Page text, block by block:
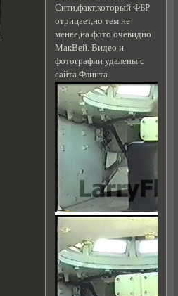
Сити,факт,который ФБР
отрицает,но тем не
менее,на фото очевидно
МакВей. Видео и
фотографии удалены с
сайта Флинта.